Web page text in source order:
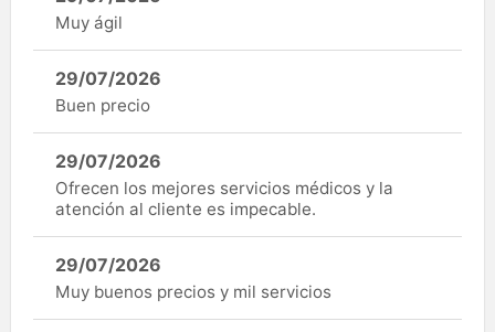
Muy ágil
29/07/2026
Buen precio
29/07/2026
Ofrecen los mejores servicios médicos y la
atención al cliente es impecable.
29/07/2026
Muy buenos precios y mil servicios